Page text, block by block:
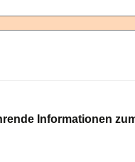
Informationen